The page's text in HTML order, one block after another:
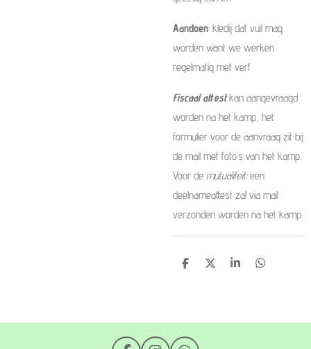
Aandoen: kledij dat vuil mag
worden want we werken
regelmatig met verf
Fiscaal attest kan aangevraagd
worden na het kamp, het
formulier voor de aanvraag zit bij
de mail met foto’s van het kamp.
Voor de mutualiteit: een
deelnameattest zal via mail
verzonden worden na het kamp.
D
D
S
D